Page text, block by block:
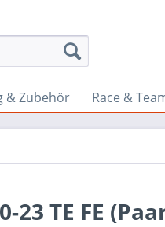
& Zubehör Race &
TE FE